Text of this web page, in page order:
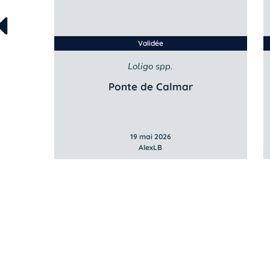
Validée
Loligo spp.
Ponte de Calmar
19 mai 2026
AlexLB